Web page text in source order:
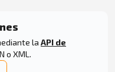
la API de
o XML.